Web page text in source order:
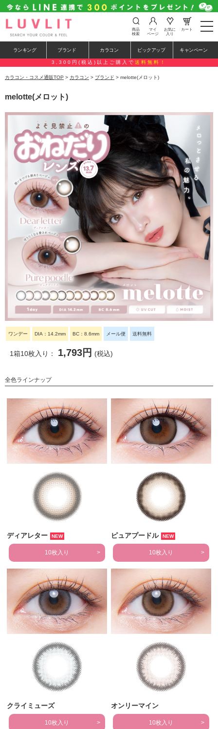
t
o
e
n
t
商品
検索
マイ
ページ
お気に
入り
カート
ランキング ブランド カラコン ピックアップ キャンペーン
3,300円(税込)以上ご購入で 送料無料！
カラコン・コスメ通販TOP > カラコン > ブランド > melotte(メロット)
melotte(メロット)
ワンデー DIA：14.2mm BC：8.6mm メール便 送料無料
1箱10枚入り： 1,793円 (税込)
全色ラインナップ
ディアレター NEW
10枚入り
ピュアプードル NEW
10枚入り
クライミューズ
10枚入り
オンリーマイン
10枚入り